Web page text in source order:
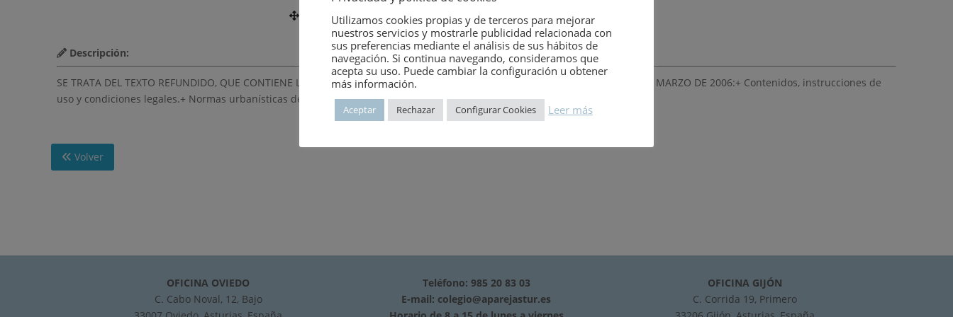
Número:
3426
Descripción:
SE TRATA DEL TEXTO REFUNDIDO, QUE CONTIENE LA APROBACION DEFINITIVA DE PLENO 6 DE FEBRERO DE 2006, BOPA, 25 DE MARZO DE 2006:+ Contenidos, instrucciones de
uso y condiciones legales.+ Normas urbanísticas del Plan General.+ Normas Catálogo de edificios.
Volver
OFICINA OVIEDO
C. Cabo Noval, 12, Bajo
Teléfono: 985 20 83 03
E-mail: colegio@aparejastur.es
OFICINA GIJÓN
C. Corrida 19, Primero
Utilizamos cookies propias y de terceros para mejorar
nuestros servicios y mostrarle publicidad relacionada con
sus preferencias mediante el análisis de sus hábitos de
navegación. Si continua navegando, consideramos que
acepta su uso. Puede cambiar la configuración u obtener
más información.
Aceptar Rechazar Configurar Cookies Leer más